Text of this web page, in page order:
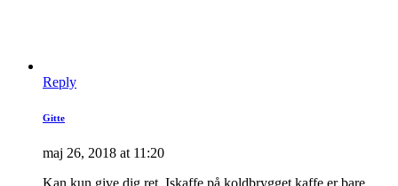
Reply
Gitte
maj 26, 2018 at 11:20